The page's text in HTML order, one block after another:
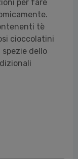
per fare
tè
cioccolatini
dello